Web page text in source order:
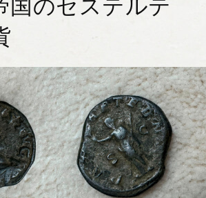
国のセステルテ